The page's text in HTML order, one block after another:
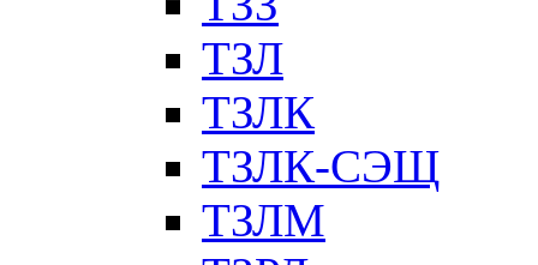
ТЗЛ
ТЗЛК
ТЗЛК-СЭЩ
ТЗЛМ